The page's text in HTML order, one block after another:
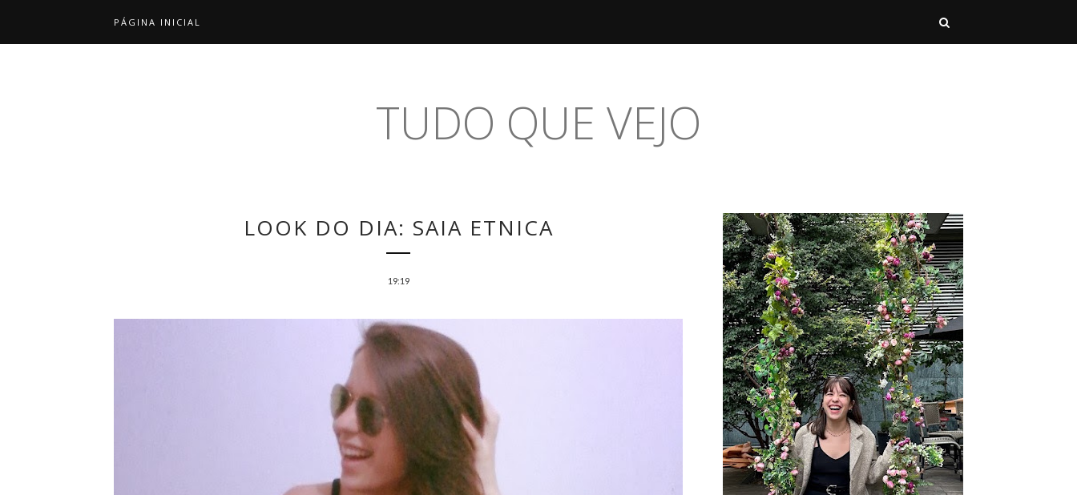
PÁGINA INICIAL
TUDO QUE VEJO
LOOK DO DIA: SAIA ETNICA
19:19